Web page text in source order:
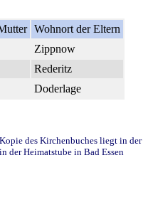
Wohnort der Eltern
Zippnow
Rederitz
Doderlage
des Kirchenbuches liegt in der
der Heimatstube in Bad Essen